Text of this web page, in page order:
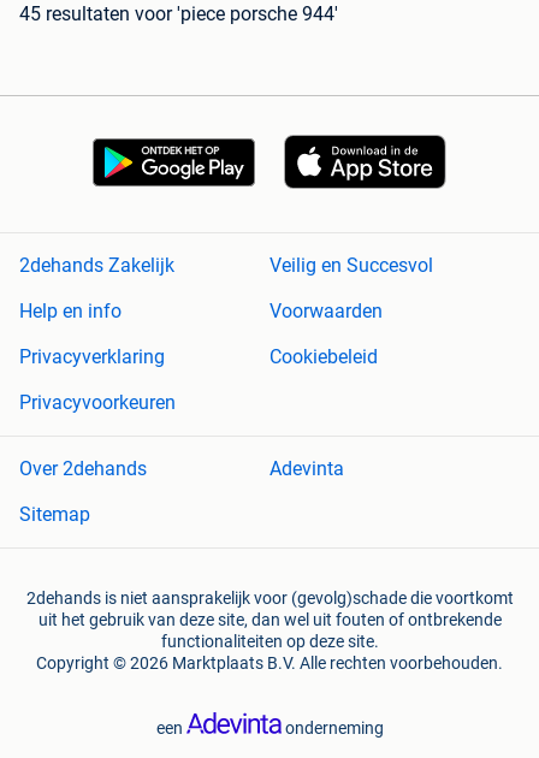
45 resultaten voor 'piece porsche 944'
2dehands Zakelijk
Veilig en Succesvol
Help en info
Voorwaarden
Privacyverklaring
Cookiebeleid
Privacyvoorkeuren
Over 2dehands
Adevinta
Sitemap
2dehands is niet aansprakelijk voor (gevolg)schade die voortkomt
uit het gebruik van deze site, dan wel uit fouten of ontbrekende
functionaliteiten op deze site.
Copyright © 2026 Marktplaats B.V. Alle rechten voorbehouden.
een onderneming